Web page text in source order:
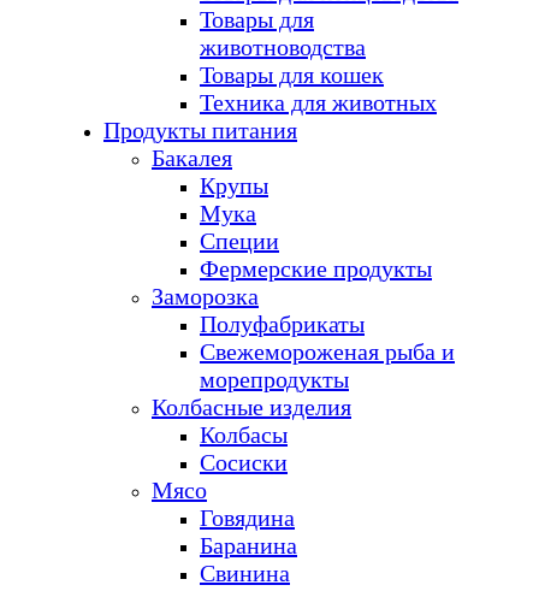
Товары для
животноводства
Товары для кошек
Техника для животных
Продукты питания
Бакалея
Крупы
Мука
Специи
Фермерские продукты
Заморозка
Полуфабрикаты
Свежемороженая рыба и
морепродукты
Колбасные изделия
Колбасы
Сосиски
Мясо
Говядина
Баранина
Свинина